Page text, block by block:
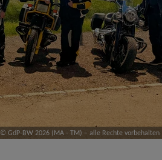
© GdP-BW 2026 (MA - TM) – alle Rechte vorbehalten